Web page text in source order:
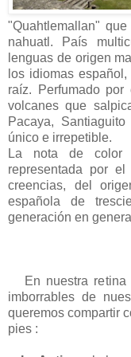
"Quahtlemallan"
nahuatl. País
lenguas de origen
los idiomas
raíz. Perfumado
volcanes que
Pacaya,
único e irrepetible.
La nota de color
representada por
creencias, del
española de
generación en
En nuestra retina
imborrables de
queremos compartir
pies :